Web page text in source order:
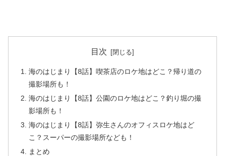
目次
海のはじまり【8話】喫茶店のロケ地はどこ？帰り道の
撮影場所も！
海のはじまり【8話】公園のロケ地はどこ？釣り堀の撮
影場所も！
海のはじまり【8話】弥生さんのオフィスロケ地はど
こ？スーパーの撮影場所なども！
まとめ